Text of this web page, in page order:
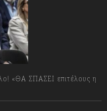
«ΘΑ ΣΠΑΣΕΙ επιτέλους η